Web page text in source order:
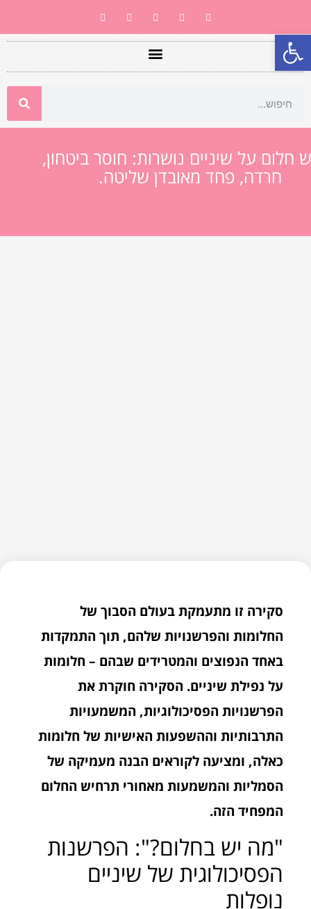
פתח סרגל נגישות
חלום על שיניים נושרות: חוסר ביטחון,
חרדה, פחד מאובדן שליטה.
סקירה זו מתעמקת בעולם הסבוך של
החלומות והפרשנויות שלהם, תוך התמקדות
באחד הנפוצים והמטרידים שבהם – חלומות
על נפילת שיניים. הסקירה חוקרת את
הפרשנויות הפסיכולוגיות, המשמעויות
התרבותיות וההשפעות האישיות של חלומות
כאלה, ומציעה לקוראים הבנה מעמיקה של
הסמליות והמשמעות מאחורי תרחיש החלום
המפחיד הזה.
"מה יש בחלום?": הפרשנות
הפסיכולוגית של שיניים
נופלות